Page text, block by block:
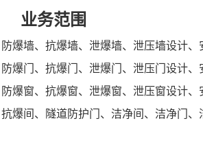
业务范围
防爆墙、抗爆墙、泄爆墙、泄压墙设计、
防爆门、抗爆门、泄爆门、泄压门设计、
防爆窗、抗爆窗、泄爆窗、泄压窗设计、
抗爆间、隧道防护门、洁净间、洁净门、